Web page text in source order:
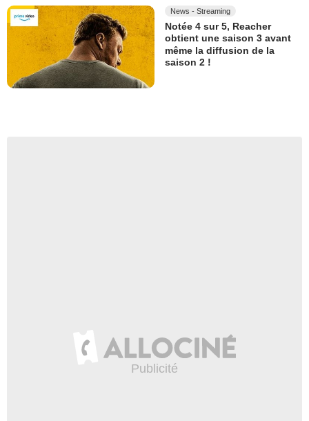
News - Streaming
Notée 4 sur 5, Reacher
obtient une saison 3 avant
même la diffusion de la
saison 2 !